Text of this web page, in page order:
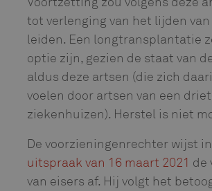
tot verlenging van het lijden
leiden. Een longtransplantatie
optie zijn, gezien de staat van
aldus deze artsen (die zich
voelen door artsen van een
ziekenhuizen). Herstel is niet
De voorzieningenrechter wijst
uitspraak van 16 maart 2021 de
van eisers af. Hij volgt het